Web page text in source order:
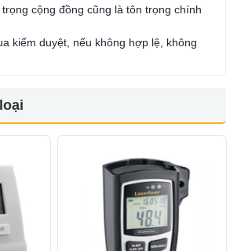
cộng đồng cũng là tôn trọng chính
kiểm duyệt, nếu không hợp lệ, không